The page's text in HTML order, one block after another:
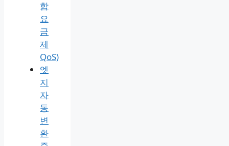
합
요
금
제
QoS)
엣
지
자
동
변
환